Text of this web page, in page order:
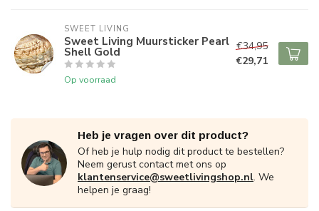
SWEET LIVING
Sweet Living Muursticker Pearl
Shell Gold
Op voorraad
€34,95
€29,71
Heb je vragen over dit product?
Of heb je hulp nodig dit product te bestellen?
Neem gerust contact met ons op
klantenservice@sweetlivingshop.nl. We
helpen je graag!